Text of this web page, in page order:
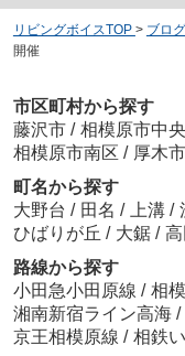
リビングボイスTOP > ブロ
開催
市区町村から探す
藤沢市 / 相模原市中
相模原市南区 / 厚木市
町名から探す
大野台 / 田名 / 上溝 /
ひばりが丘 / 大鋸 / 高
路線から探す
小田急小田原線 / 相
湘南新宿ライン高海 /
京王相模原線 / 相鉄